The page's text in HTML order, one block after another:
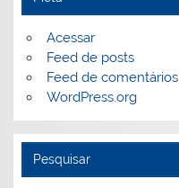
Acessar
Feed de posts
Feed de comentários
WordPress.org
Pesquisar